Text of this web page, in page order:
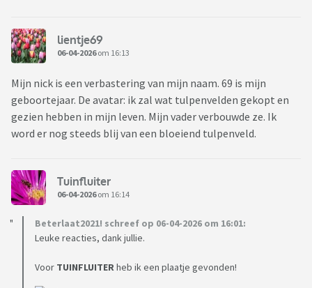
lientje69
06-04-2026om 16:13
Mijn nick is een verbastering van mijn naam. 69 is mijn
geboortejaar. De avatar: ik zal wat tulpenvelden gekopt en
gezien hebben in mijn leven. Mijn vader verbouwde ze. Ik
word er nog steeds blij van een bloeiend tulpenveld.
Tuinfluiter
06-04-2026om 16:14
Beterlaat2021! schreef op 06-04-2026 om 16:01:
Leuke reacties, dank jullie.
Voor TUINFLUITERheb ik een plaatje gevonden!